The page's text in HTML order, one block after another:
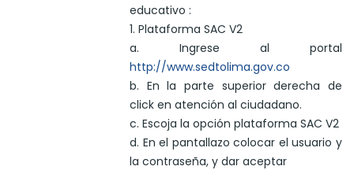
educativo :
1. Plataforma SAC V2
a. Ingrese al portal
http://www.sedtolima.gov.co
b. En la parte superior derecha de
click en atención al ciudadano.
c. Escoja la opción plataforma SAC V2
d. En el pantallazo colocar el usuario y
la contraseña, y dar aceptar